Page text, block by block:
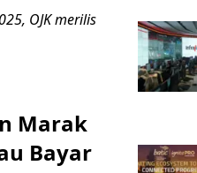
OJK merilis
Marak
Bayar